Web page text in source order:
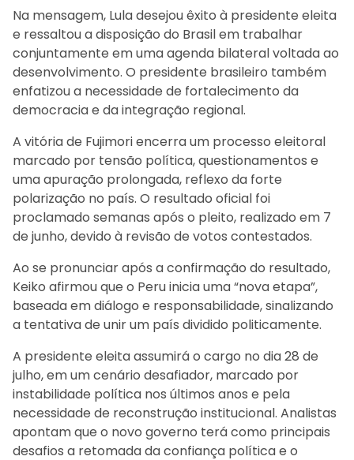
Na mensagem, Lula desejou êxito à presidente eleita
e ressaltou a disposição do Brasil em trabalhar
conjuntamente em uma agenda bilateral voltada ao
desenvolvimento. O presidente brasileiro também
enfatizou a necessidade de fortalecimento da
democracia e da integração regional.
A vitória de Fujimori encerra um processo eleitoral
marcado por tensão política, questionamentos e
uma apuração prolongada, reflexo da forte
polarização no país. O resultado oficial foi
proclamado semanas após o pleito, realizado em 7
de junho, devido à revisão de votos contestados.
Ao se pronunciar após a confirmação do resultado,
Keiko afirmou que o Peru inicia uma “nova etapa”,
baseada em diálogo e responsabilidade, sinalizando
a tentativa de unir um país dividido politicamente.
A presidente eleita assumirá o cargo no dia 28 de
julho, em um cenário desafiador, marcado por
instabilidade política nos últimos anos e pela
necessidade de reconstrução institucional. Analistas
apontam que o novo governo terá como principais
desafios a retomada da confiança política e o